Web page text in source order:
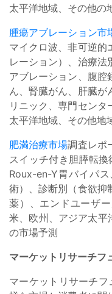
太平洋地域、その他
腫瘍アブレーション市
マイクロ波、非可逆的
レーション）、治療法
アブレーション、腹腔
ん、腎臓がん、肝臓が
リニック、専門セン
太平洋地域、その他
肥満治療市場調査レポ
スイッチ付き胆膵転換
Roux-en-Y胃バイパ
術）、診断別（食欲抑
薬）、エンドユーザ
米、欧州、アジア太
の市場予測
マーケットリサーチフ
マーケットリサーチフ